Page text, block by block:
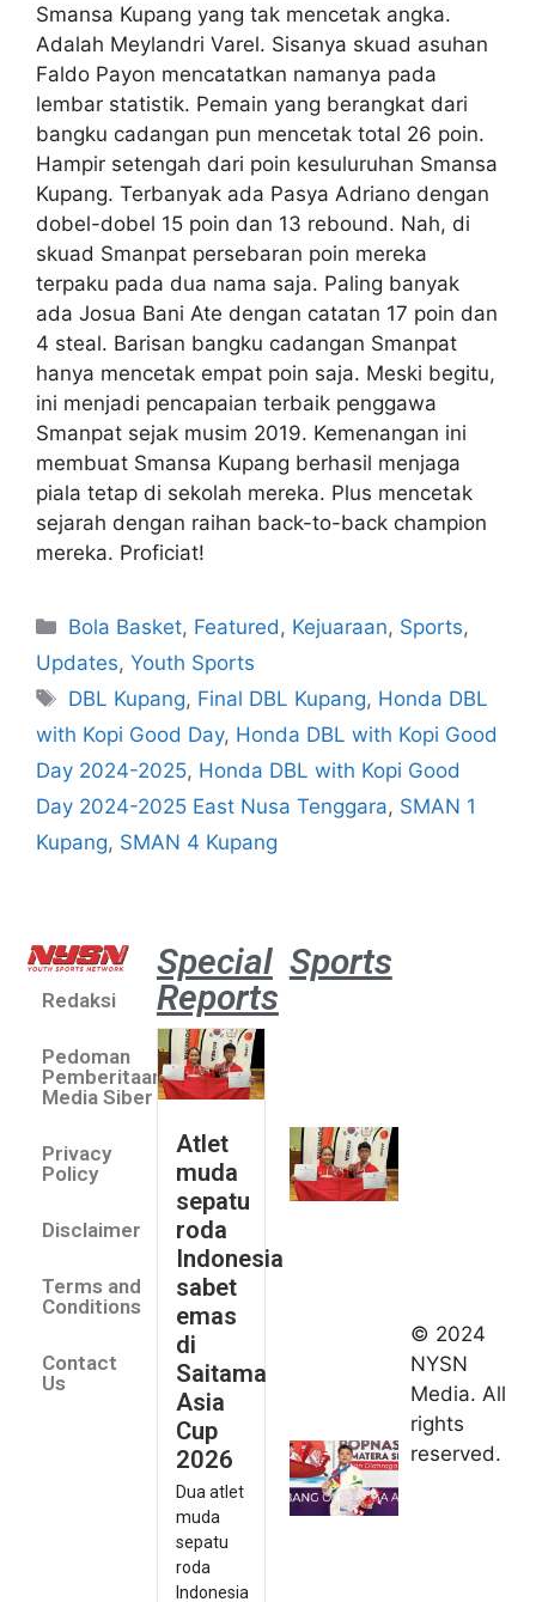
Smansa Kupang yang tak mencetak angka.
Adalah Meylandri Varel. Sisanya skuad asuhan
Faldo Payon mencatatkan namanya pada
lembar statistik. Pemain yang berangkat dari
bangku cadangan pun mencetak total 26 poin.
Hampir setengah dari poin kesuluruhan Smansa
Kupang. Terbanyak ada Pasya Adriano dengan
dobel-dobel 15 poin dan 13 rebound. Nah, di
skuad Smanpat persebaran poin mereka
terpaku pada dua nama saja. Paling banyak
ada Josua Bani Ate dengan catatan 17 poin dan
4 steal. Barisan bangku cadangan Smanpat
hanya mencetak empat poin saja. Meski begitu,
ini menjadi pencapaian terbaik penggawa
Smanpat sejak musim 2019. Kemenangan ini
membuat Smansa Kupang berhasil menjaga
piala tetap di sekolah mereka. Plus mencetak
sejarah dengan raihan back-to-back champion
mereka. Proficiat!
Bola Basket, Featured , Kejuaraan, Sports,
Updates, Youth Sports
DBL Kupang, Final DBL Kupang, Honda DBL
with Kopi Good Day, Honda DBL with Kopi Good
Day 2024-2025, Honda DBL with Kopi Good
Day 2024-2025 East Nusa Tenggara, SMAN 1
Kupang, SMAN 4 Kupang
Redaksi
Pedoman
Pemberitaan
Media Siber
Privacy
Policy
Disclaimer
Terms and
Conditions
Contact
Us
Special
Reports
Atlet
muda
sepatu
roda
Indonesia
sabet
emas
di
Saitama
Asia
Cup
2026
Dua atlet
muda
sepatu
roda
Indonesia
Sports
2026
Indonesia
kirim tiga
lifter
muda ke
Kejuaraan
© 2024
NYSN
Media. All
rights
reserved.